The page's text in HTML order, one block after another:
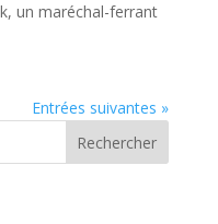
un maréchal-ferrant
Entrées suivantes »